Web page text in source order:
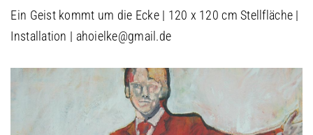
Ein Geist kommt um die Ecke | 120 x 120 cm Stellfläche |
Installation | ahoielke@gmail.de